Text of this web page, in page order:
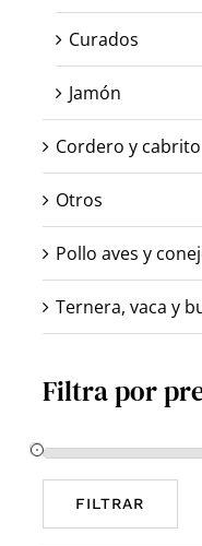
Curados
Jamón
Cordero y cabrito
Otros
Pollo aves y
Ternera, vaca y
Filtra por
Precio
Precio
FILTRAR